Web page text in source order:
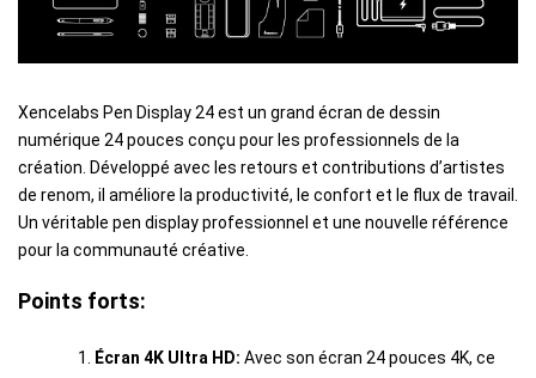
Xencelabs Pen Display 24 est un grand écran de dessin
numérique 24 pouces conçu pour les professionnels de la
création. Développé avec les retours et contributions d’artistes
de renom, il améliore la productivité, le confort et le flux de travail.
Un véritable pen display professionnel et une nouvelle référence
pour la communauté créative.
Points forts:
Écran 4K Ultra HD: Avec son écran 24 pouces 4K, ce